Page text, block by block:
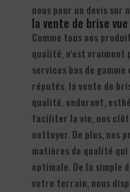
nous pour un devis sur
la vente de brise
Comme tous nos
qualité, n’est vraiment
services bas de
réputés. la vente de
qualité. endurant,
faciliter la vie, nos
nettoyer. De plus, nos
matières de qualité
optimale. De la simple
votre terrain, nous